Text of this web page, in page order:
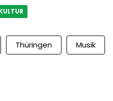
Thüringen Musik